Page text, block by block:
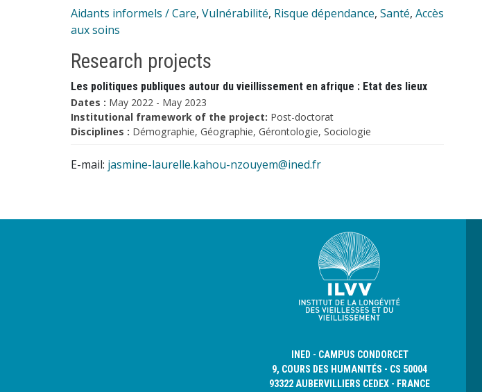
Aidants informels / Care, Vulnérabilité, Risque dépendance, Santé, Accès
aux soins
Research projects
Les politiques publiques autour du vieillissement en afrique : Etat des lieux
Dates : May 2022 - May 2023
Institutional framework of the project: Post-doctorat
Disciplines : Démographie, Géographie, Gérontologie, Sociologie
E-mail: jasmine-laurelle.kahou-nzouyem@ined.fr
INED - CAMPUS CONDORCET
9, COURS DES HUMANITÉS - CS 50004
93322 AUBERVILLIERS CEDEX - FRANCE